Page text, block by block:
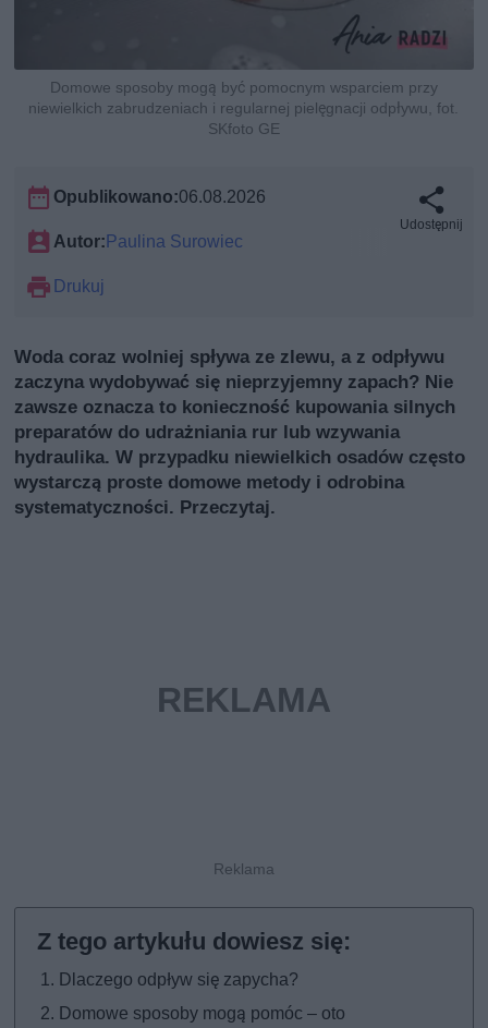
Domowe sposoby mogą być pomocnym wsparciem przy
niewielkich zabrudzeniach i regularnej pielęgnacji odpływu, fot.
SKfoto GE
Opublikowano:06.08.2026
Autor: Paulina Surowiec
Drukuj
Udostępnij
Woda coraz wolniej spływa ze zlewu, a z odpływu
zaczyna wydobywać się nieprzyjemny zapach? Nie
zawsze oznacza to konieczność kupowania silnych
preparatów do udrażniania rur lub wzywania
hydraulika. W przypadku niewielkich osadów często
wystarczą proste domowe metody i odrobina
systematyczności. Przeczytaj.
Dlaczego odpływ się zapycha?
Domowe sposoby mogą pomóc – oto